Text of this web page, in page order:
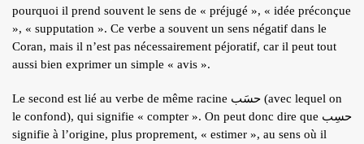
ÉCRITS DE L’AUTEUR
ARTICLES
BLOG
CONTACT
QUI S.N.
pourquoi il prend souvent le sens de « préjugé », « idée préconçue
», « supputation ». Ce verbe a souvent un sens négatif dans le
Coran, mais il n’est pas nécessairement péjoratif, car il peut tout
aussi bien exprimer un simple « avis ».
Le second est lié au verbe de même racine حسَب (avec lequel on
le confond), qui signifie « compter ». On peut donc dire que حسِب
signifie à l’origine, plus proprement, « estimer », au sens où il